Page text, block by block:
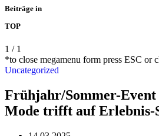
Beiträge in
TOP
1 / 1
*to close megamenu form press ESC or
Uncategorized
Frühjahr/Sommer-Event
Mode trifft auf Erlebnis-